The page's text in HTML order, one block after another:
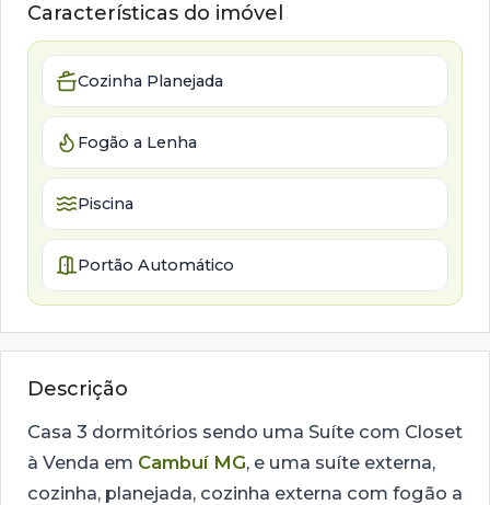
Características do imóvel
Cozinha Planejada
Fogão a Lenha
Piscina
Portão Automático
Descrição
Casa 3 dormitórios sendo uma Suíte com Closet
à Venda em Cambuí MG, e uma suíte externa,
cozinha, planejada, cozinha externa com fogão a